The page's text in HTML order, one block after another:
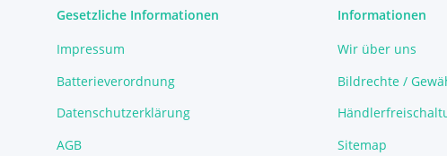
Gesetzliche Informationen
Impressum
Batterieverordnung
Datenschutzerklärung
AGB
Informationen
Wir über uns
Bildrechte /
Sitemap